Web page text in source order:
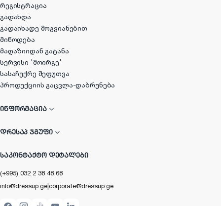
რეგისტრაცია
გადახდა
გადაიხადე მოგვიანებით
მიწოდება
მაღაზიიდან გატანა
სერვისი 'მოირგე'
სასაჩუქრე შეფუთვა
პროდუქციის გაცვლა-დაბრუნება
ᲘᲜᲤᲝᲠᲛᲐᲪᲘᲐ
ᲓᲠᲔᲡᲐᲞ ᲯᲒᲣᲤᲘ
ᲡᲐᲙᲝᲜᲢᲐᲥᲢᲝ ᲓᲔᲢᲐᲚᲔᲑᲘ
(+995) 032 2 38 48 68
info@dressup.ge|corporate@dressup.ge